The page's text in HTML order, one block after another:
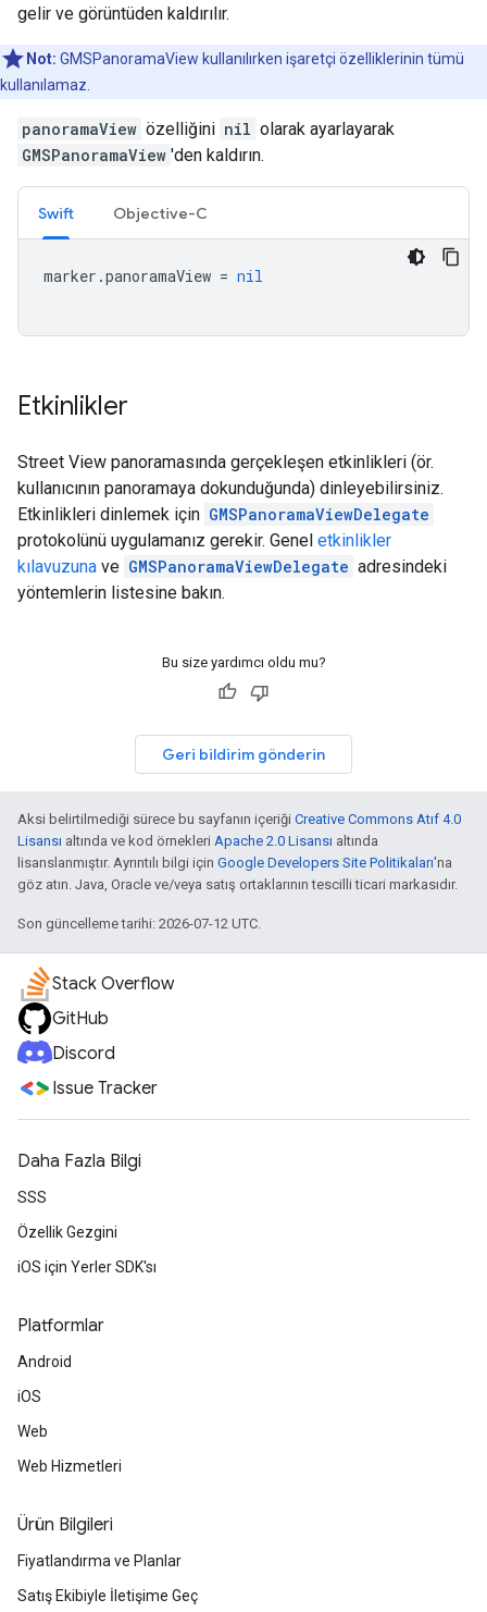
gelir ve görüntüden kaldırılır.
Not: GMSPanoramaView kullanılırken işaretçi özelliklerinin tümü
kullanılamaz.
panoramaView özelliğini nil olarak ayarlayarak
GMSPanoramaView 'den kaldırın.
Swift Objective-C
marker .panoramaView = nil
Etkinlikler
Street View panoramasında gerçekleşen etkinlikleri (ör.
kullanıcının panoramaya dokunduğunda) dinleyebilirsiniz.
Etkinlikleri dinlemek için GMSPanoramaViewDelegate
protokolünü uygulamanız gerekir. Genel etkinlikler
kılavuzuna ve GMSPanoramaViewDelegate adresindeki
yöntemlerin listesine bakın.
Bu size yardımcı oldu mu?
Geri bildirim gönderin
Aksi belirtilmediği sürece bu sayfanın içeriği Creative Commons Atıf 4.0
Lisansı altında ve kod örnekleri Apache 2.0 Lisansı altında
lisanslanmıştır. Ayrıntılı bilgi için Google Developers Site Politikaları'na
göz atın. Java, Oracle ve/veya satış ortaklarının tescilli ticari markasıdır.
Son güncelleme tarihi: 2026-07-12 UTC.
Stack Overflow
GitHub
Discord
Issue Tracker
Daha Fazla Bilgi
SSS
Özellik Gezgini
iOS için Yerler SDK'sı
Platformlar
Android
iOS
Web
Web Hizmetleri
Ürün Bilgileri
Fiyatlandırma ve Planlar
Satış Ekibiyle İletişime Geç